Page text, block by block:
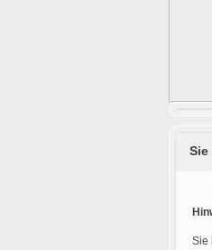
Sie
Sie